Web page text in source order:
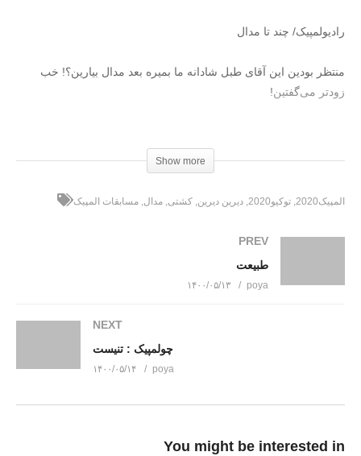
رادیولمپیک/ چند تا مدال
منتظر بودین این آقای طبل شادانه ما بمیره بعد مدال بیارین؟! خب
زودتر می‌گفتین!
بـرای دانلود کـلیـــک کنـیـد
Show more
المپیک2020 توکیو2020 دیرین دیرین کشتی مدال مسابقات المپیک
PREV
طبیعت
poya ۱۴۰۰/۰۵/۱۳
NEXT
چولمپیک : تنیست
poya ۱۴۰۰/۰۵/۱۴
You might be interested in